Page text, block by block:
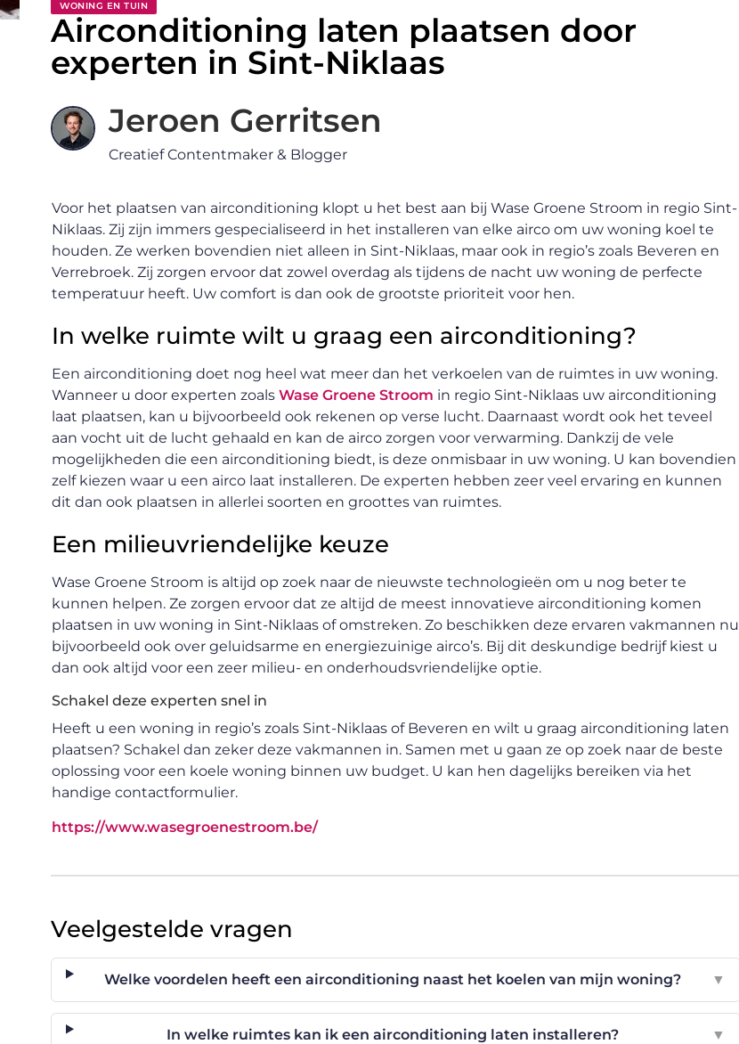
WONING EN TUIN
Airconditioning laten plaatsen door
experten in Sint-Niklaas
Jeroen Gerritsen
Creatief Contentmaker & Blogger
Voor het plaatsen van airconditioning klopt u het best aan bij Wase Groene Stroom in regio Sint-
Niklaas. Zij zijn immers gespecialiseerd in het installeren van elke airco om uw woning koel te
houden. Ze werken bovendien niet alleen in Sint-Niklaas, maar ook in regio’s zoals Beveren en
Verrebroek. Zij zorgen ervoor dat zowel overdag als tijdens de nacht uw woning de perfecte
temperatuur heeft. Uw comfort is dan ook de grootste prioriteit voor hen.
In welke ruimte wilt u graag een airconditioning?
Een airconditioning doet nog heel wat meer dan het verkoelen van de ruimtes in uw woning.
Wanneer u door experten zoals Wase Groene Stroom in regio Sint-Niklaas uw airconditioning
laat plaatsen, kan u bijvoorbeeld ook rekenen op verse lucht. Daarnaast wordt ook het teveel
aan vocht uit de lucht gehaald en kan de airco zorgen voor verwarming. Dankzij de vele
mogelijkheden die een airconditioning biedt, is deze onmisbaar in uw woning. U kan bovendien
zelf kiezen waar u een airco laat installeren. De experten hebben zeer veel ervaring en kunnen
dit dan ook plaatsen in allerlei soorten en groottes van ruimtes.
Een milieuvriendelijke keuze
Wase Groene Stroom is altijd op zoek naar de nieuwste technologieën om u nog beter te
kunnen helpen. Ze zorgen ervoor dat ze altijd de meest innovatieve airconditioning komen
plaatsen in uw woning in Sint-Niklaas of omstreken. Zo beschikken deze ervaren vakmannen nu
bijvoorbeeld ook over geluidsarme en energiezuinige airco’s. Bij dit deskundige bedrijf kiest u
dan ook altijd voor een zeer milieu- en onderhoudsvriendelijke optie.
Schakel deze experten snel in
Heeft u een woning in regio’s zoals Sint-Niklaas of Beveren en wilt u graag airconditioning laten
plaatsen? Schakel dan zeker deze vakmannen in. Samen met u gaan ze op zoek naar de beste
oplossing voor een koele woning binnen uw budget. U kan hen dagelijks bereiken via het
handige contactformulier.
https://www.wasegroenestroom.be/
Veelgestelde vragen
Welke voordelen heeft een airconditioning naast het koelen van mijn woning? ▼
In welke ruimtes kan ik een airconditioning laten installeren? ▼